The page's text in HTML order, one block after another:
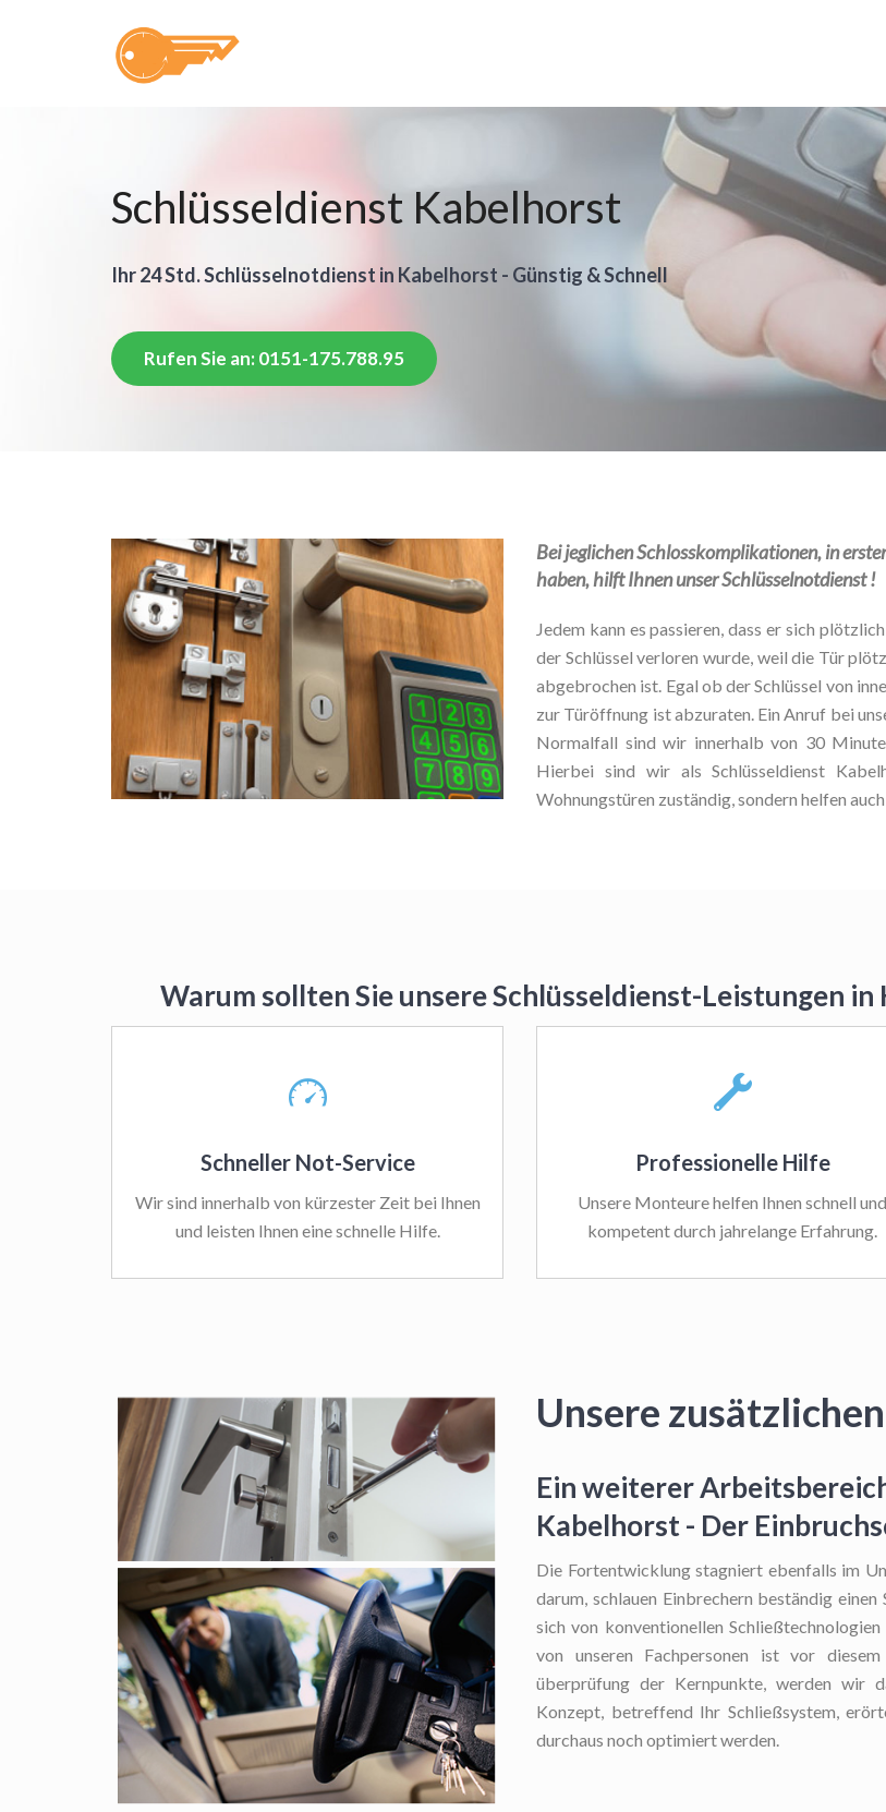
Schlüsseldienst Kabelhorst
Ihr 24 Std. Schlüsselnotdienst in Kabelhorst - Günstig & Schnell
Rufen Sie an: 0151-175.788.95
Bei jeglichen Schlosskomplikationen, in
haben, hilft Ihnen unser Schlüsselnotdienst !
Jedem kann es passieren, dass er sich
der Schlüssel verloren wurde, weil die Tür
abgebrochen ist. Egal ob der Schlüssel von
zur Türöffnung ist abzuraten. Ein Anruf bei
Normalfall sind wir innerhalb von 30
Hierbei sind wir als Schlüsseldienst
Wohnungstüren zuständig, sondern helfen
Warum sollten Sie unsere Schlüsseldienst-Leistungen
Schneller Not-Service
Wir sind innerhalb von kürzester Zeit bei Ihnen
und leisten Ihnen eine schnelle Hilfe.
Professionelle Hilfe
Unsere Monteure helfen Ihnen schnell und
kompetent durch jahrelange Erfahrung.
Unsere
Ein weiterer
Kabelhorst - Der
Die Fortentwicklung stagniert ebenfalls im
darum, schlauen Einbrechern beständig
sich von konventionellen
von unseren Fachpersonen ist vor
überprüfung der Kernpunkte, werden wir
Konzept, betreffend Ihr Schließsystem,
durchaus noch optimiert werden.